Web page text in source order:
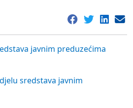
javnim preduzećima
sredstava javnim